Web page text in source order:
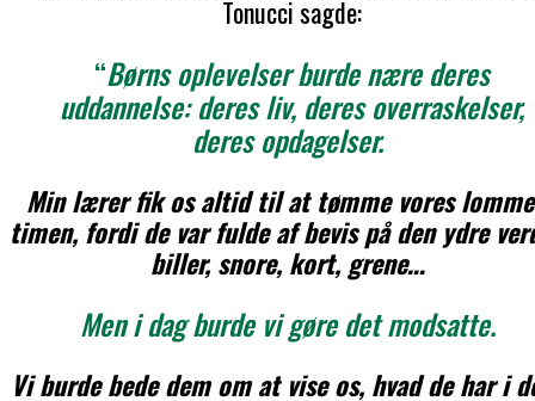
Tonucci sagde:
“Børns oplevelser burde nære deres
uddannelse: deres liv, deres overraskelser,
deres opdagelser.
Min lærer fik os altid til at tømme vores
timen, fordi de var fulde af bevis på den ydre
biller, snore, kort, grene…
Men i dag burde vi gøre det modsatte.
Vi burde bede dem om at vise os, hvad de har i